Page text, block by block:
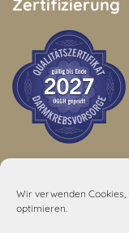
Wir verwenden
optimieren.
Zertifizierung